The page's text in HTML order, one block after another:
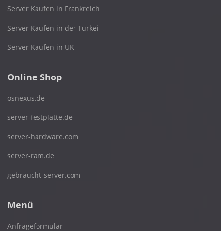
Server Kaufen in Frankreich
Server Kaufen in der Türkei
Server Kaufen in UK
Online Shop
osnexus.de
server-festplatte.de
server-hardware.com
server-ram.de
gebraucht-server.com
Menü
Anfrageformular